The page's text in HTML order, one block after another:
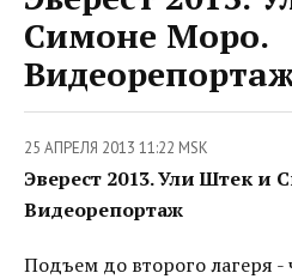
Симоне Моро.
25 АПРЕЛЯ 2013 11:22 MSK
Эверест 2013. Ули Штек и
Видеорепортаж
Подъем до второго лагеря -